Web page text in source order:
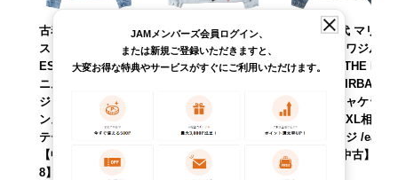
古着 ～90年代 ゲ
ス Guess GEORG
ES MARCIANO デ
ニムジャケット G
ジャン USA製 メ
ンズM相当 ヴィン
テージ /eaa634652
【中古】 【26041
8】
古着 80～90年代
ゲス Guess GEOR
GES MARCIANO
Gジャン USA製 メ
テージ /eaa634655
【中古】 【26041
古着 90年代 マリ
テフランソワジル
ボー MARITHE FR
ANCOIS GIRBAU
D デニムジャケッ
ト メンズXXL相当
ヴィンテージ /eaa
634785 【中古】
【260424】
JAMメンバーズ会員ログイン、
または新規ご登録いただきますと、
大変お得な特典やサービスがすぐにご利用いただけます。